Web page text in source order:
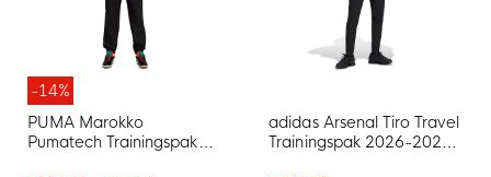
-14%
PUMA Marokko
Pumatech Trainingspak
adidas Arsenal Tiro Travel
Trainingspak 2026-2027